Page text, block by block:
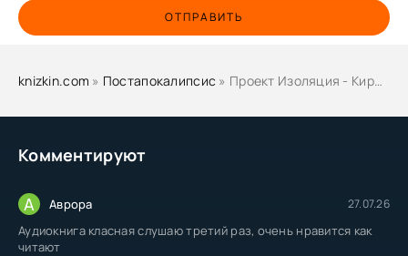
Комментируют
А Аврора 27.07.26
Аудиокнига класная слушаю третий раз, очень нравится как
читают
ОТПРАВИТЬ
knizkin.com » Постапокалипсис » Проект Изоляция - Кирилл Шарапов